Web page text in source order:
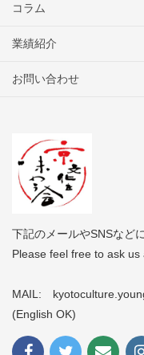
コラム
業績紹介
お問い合わせ
下記のメールやSNSなど
Please feel free to ask us
MAIL:
(English OK)